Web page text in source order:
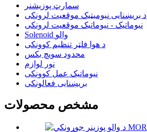
سمارټ پوزیشنر
د بریښنایی نیومیټیک موقعیت لرونکی
نیوماتیک - نیوماتیک موقعیت لرونکی
Solenoid والو
د هوا فلټر تنظیم کوونکی
محدود سویچ بکس
نور لوازم
نیوماتیک عمل کوونکی
بریښنایی فعالونکی
مشخص محصولات